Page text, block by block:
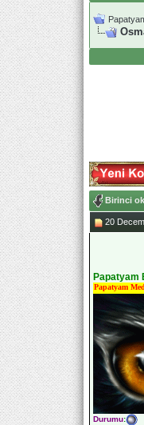
Birinci
20
Papatyam
Papatyam
Durumu: